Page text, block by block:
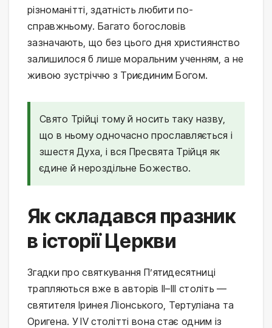
різноманітті, здатність любити по-
справжньому. Багато богословів
зазначають, що без цього дня християнство
залишилося б лише моральним ученням, а не
живою зустріччю з Триєдиним Богом.
Свято Трійці тому й носить таку назву,
що в ньому одночасно прославляється і
зшестя Духа, і вся Пресвята Трійця як
єдине й нероздільне Божество.
Як складався празник
в історії Церкви
Згадки про святкування П’ятидесятниці
трапляються вже в авторів II–III століть —
святителя Іринея Ліонського, Тертуліана та
Оригена. У IV столітті вона стає одним із